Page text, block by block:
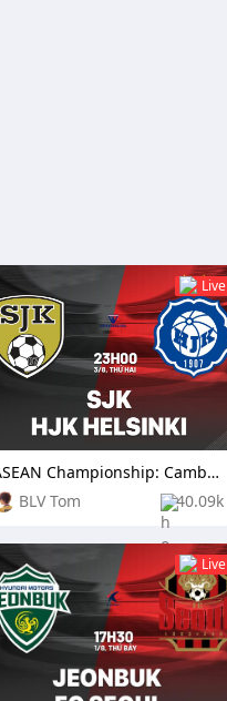
Live
BLV Tom 40.09k
ASEAN Championship: Cambodia vs Laos
Live